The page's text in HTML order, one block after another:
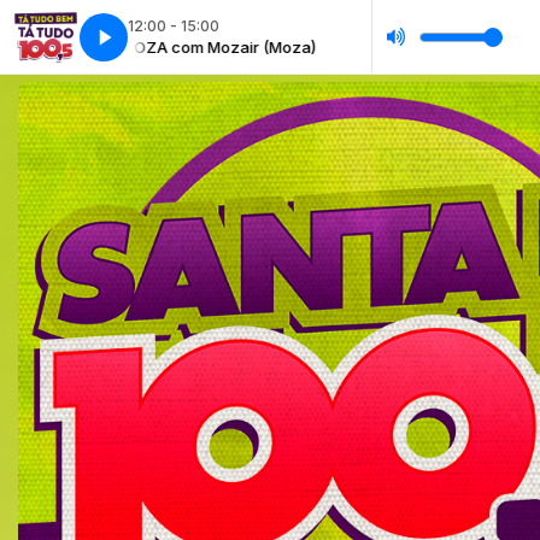
12:00 - 15:00
MOZA com Mozair (Moza) MOZA com Mozair